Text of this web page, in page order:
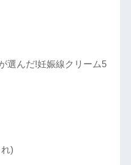
選んだ!妊娠線クリーム5
)